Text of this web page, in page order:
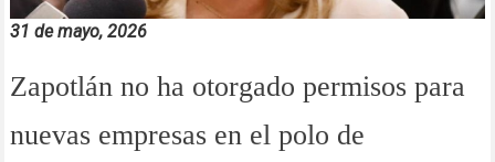
31 de mayo, 2026
Zapotlán no ha otorgado permisos para
nuevas empresas en el polo de